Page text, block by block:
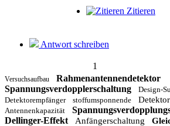
Zitieren
Antwort schreiben
1
Versuchsaufbau
Rahmenantennendetektor
Spannungsverdopplerschaltung
Design-
Detektorempfänger stoffumsponnende
Antennenkapazität
Dellinger-Effekt
Anfängerschaltung